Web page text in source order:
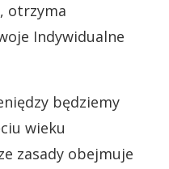
otrzyma
Indywidualne
będziemy
wieku
zasady obejmuje